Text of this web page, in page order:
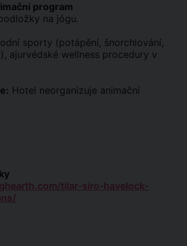
program
na jógu.
sporty (potápění, šnorchlování,
ajurvédské wellness procedury v
Hotel neorganizuje animační
tilar-siro-havelock-